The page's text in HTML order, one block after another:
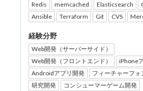
Redis
memcached Elasticsearch
Ansible
Terraform Git CVS
経験分野
Web開発（サーバーサイド）
Web開発（フロントエンド）
iPhone
Androidアプリ開発
フィーチャーフォ
研究開発
コンシューマーゲーム開発